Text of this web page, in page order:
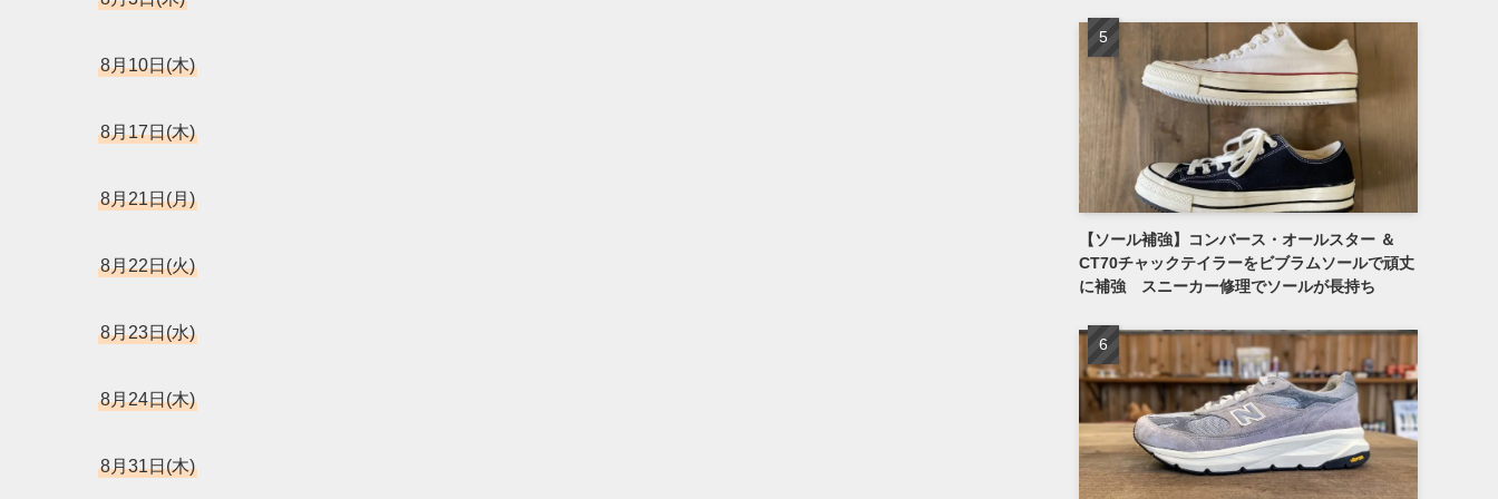
8月10日(木)
8月17日(木)
8月21日(月)
8月22日(火)
8月23日(水)
8月24日(木)
8月31日(木)
【ソール補強】コンバース・オールスター ＆
CT70チャックテイラーをビブラムソールで頑丈
に補強 スニーカー修理でソールが長持ち